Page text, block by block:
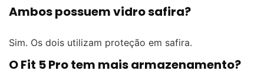
Ambos possuem vidro safira?
Sim. Os dois utilizam proteção em safira.
O Fit 5 Pro tem mais armazenamento?